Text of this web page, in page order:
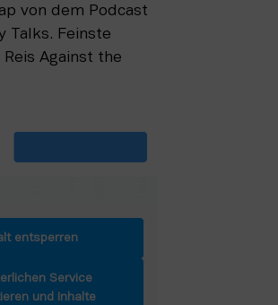
von dem Podcast
Talks. Feinste
Against the
entsperren
Service
und Inhalte